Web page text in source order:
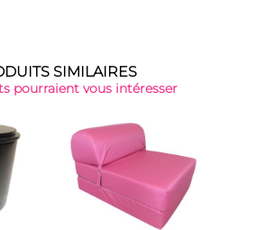
SIMILAIRES
pourraient vous intéresser